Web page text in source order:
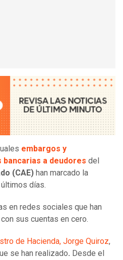
embargos y
bancarias a deudores del
(CAE) han marcado la
días.
en redes sociales que han
sus cuentas en cero.
de Hacienda, Jorge Quiroz,
se han realizado. Desde el